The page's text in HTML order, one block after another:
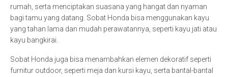
rumah, serta menciptakan suasana yang hangat dan nyaman
bagi tamu yang datang. Sobat Honda bisa menggunakan kayu
yang tahan lama dan mudah perawatannya, seperti kayu jati atau
kayu bangkirai.
Sobat Honda juga bisa menambahkan elemen dekoratif seperti
furnitur outdoor, seperti meja dan kursi kayu, serta bantal-bantal